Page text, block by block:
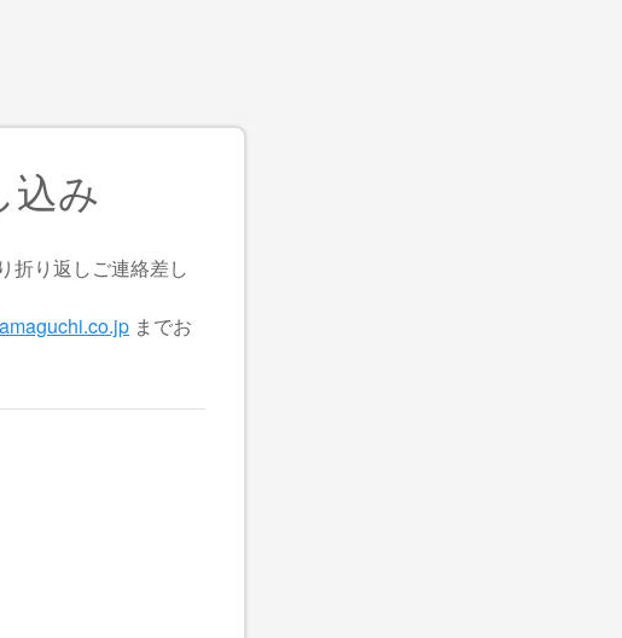
込み
折り返しご連絡差し
までお